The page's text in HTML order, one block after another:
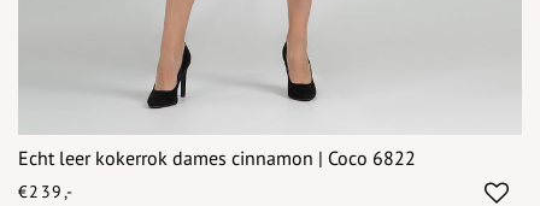
Echt leer kokerrok dames cinnamon | Coco 6822
€239,-